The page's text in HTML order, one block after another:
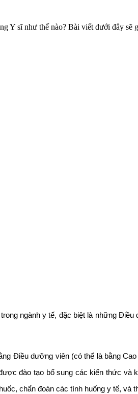
sĩ như thế nào? Bài viết dưới đây sẽ
ngành y tế, đặc biệt là những
Điều dưỡng viên (có thể là bằng
đào tạo bổ sung các kiến thức và
chẩn đoán các tình huống y tế, và